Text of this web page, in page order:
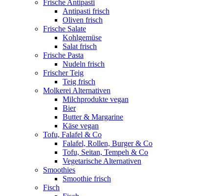
Frische Antipasti
Antipasti frisch
Oliven frisch
Frische Salate
Kohlgemüse
Salat frisch
Frische Pasta
Nudeln frisch
Frischer Teig
Teig frisch
Molkerei Alternativen
Milchprodukte vegan
Bier
Butter & Margarine
Käse vegan
Tofu, Falafel & Co
Falafel, Rollen, Burger & Co
Tofu, Seitan, Tempeh & Co
Vegetarische Alternativen
Smoothies
Smoothie frisch
Fisch